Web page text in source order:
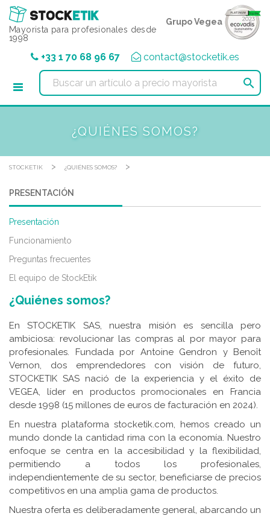
Mayorista para profesionales desde
1998
Grupo Vegea
+33 1 70 68 96 67 contact@stocketik.es

¿QUIÉNES SOMOS?
STOCKETIK > ¿QUIÉNES SOMOS? >
PRESENTACIÓN
Presentación
Funcionamiento
Preguntas frecuentes
El equipo de StockEtik
¿Quiénes somos?
En STOCKETIK SAS, nuestra misión es sencilla pero
ambiciosa: revolucionar las compras al por mayor para
profesionales. Fundada por Antoine Gendron y Benoît
Vernon, dos emprendedores con visión de futuro,
STOCKETIK SAS nació de la experiencia y el éxito de
VEGEA, líder en productos promocionales en Francia
desde 1998 (15 millones de euros de facturación en 2024).
En nuestra plataforma stocketik.com, hemos creado un
mundo donde la cantidad rima con la economía. Nuestro
enfoque se centra en la accesibilidad y la flexibilidad,
permitiendo a todos los profesionales,
independientemente de su sector, beneficiarse de precios
competitivos en una amplia gama de productos.
Nuestra oferta es deliberadamente general, abarcando un
Panel de gestión de cookies